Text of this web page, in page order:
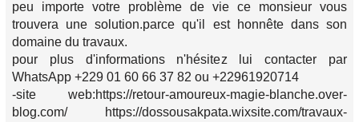
peu importe votre problème de vie ce monsieur vous
trouvera une solution.parce qu'il est honnête dans son
domaine du travaux.
pour plus d'informations n'hésitez lui contacter par
WhatsApp +229 01 60 66 37 82 ou +22961920714
-site web:https://retour-amoureux-magie-blanche.over-
blog.com/ https://dossousakpata.wixsite.com/travaux-